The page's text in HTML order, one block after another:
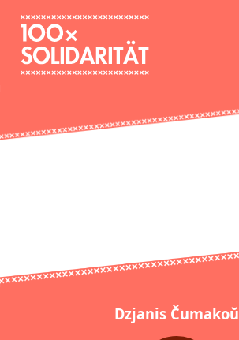
Dzjanis Čumakoŭ